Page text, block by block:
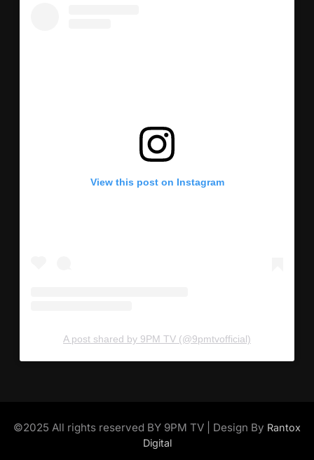
View this post on Instagram
A post shared by 9PM TV (@9pmtvofficial)
©2025 All rights reserved BY 9PM TV | Design By Rantox
Digital